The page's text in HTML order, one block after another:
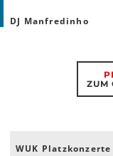
DJ Manfredinho
ZUM
WUK Platzkonzerte